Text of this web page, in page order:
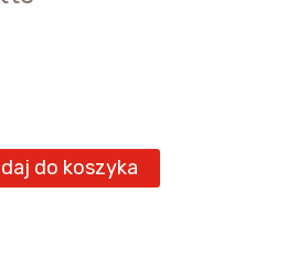
do koszyka